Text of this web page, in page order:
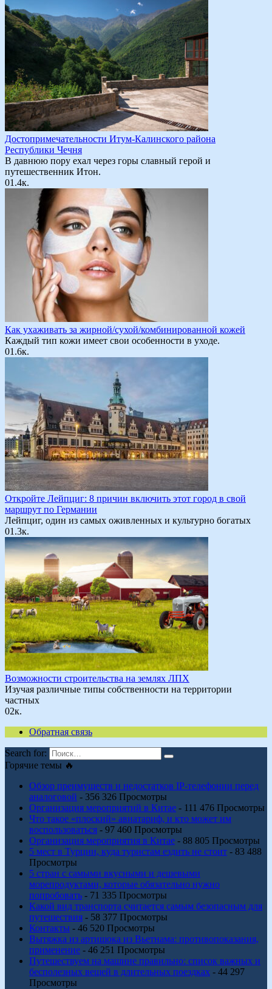
Достопримечательности Итум-Калинского района
Республики Чечня
В давнюю пору ехал через горы славный герой и
путешественник Итон.
01.4к.
Как ухаживать за жирной/сухой/комбинированной кожей
Каждый тип кожи имеет свои особенности в уходе.
01.6к.
Откройте Лейпциг: 8 причин включить этот город в свой
маршрут по Германии
Лейпциг, один из самых оживленных и культурно богатых
01.3к.
Возможности строительства на землях ЛПХ
Изучая различные типы собственности на территории
частных
02к.
Обратная связь
Search for:
Горячие темы 🔥
Обзор преимуществ и недостатков IP-телефонии перед
аналоговой - 356 326 Просмотры
Организация мероприятий в Китае - 111 476 Просмотры
Что такое «плоский» авиатариф, и кто может им
воспользоваться - 97 460 Просмотры
Организация мероприятия в Китае - 88 805 Просмотры
5 мест в Турции, куда туристам ездить не стоит - 83 488
Просмотры
5 стран с самыми вкусными и дешевыми
морепродуктами, которые обязательно нужно
попробовать - 71 335 Просмотры
Какой вид транспорта считается самым безопасным для
путешествия - 58 377 Просмотры
Контакты - 46 520 Просмотры
Вытяжка из артишока из Вьетнама: противопоказания,
применение - 46 251 Просмотры
Путешествуем на машине правильно: список важных и
бесполезных вещей в длительных поездках - 44 297
Просмотры